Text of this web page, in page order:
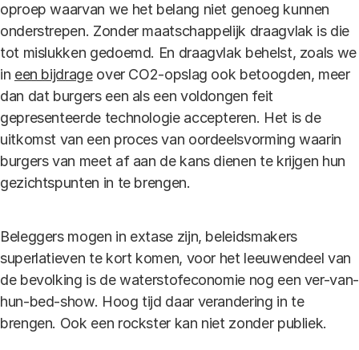
oproep waarvan we het belang niet genoeg kunnen
onderstrepen. Zonder maatschappelijk draagvlak is die
tot mislukken gedoemd. En draagvlak behelst, zoals we
in een bijdrageover CO2-opslag ook betoogden, meer
dan dat burgers een als een voldongen feit
gepresenteerde technologie accepteren. Het is de
uitkomst van een proces van oordeelsvorming waarin
burgers van meet af aan de kans dienen te krijgen hun
gezichtspunten in te brengen.
Beleggers mogen in extase zijn, beleidsmakers
superlatieven te kort komen, voor het leeuwendeel van
de bevolking is de waterstofeconomie nog een ver-van-
hun-bed-show. Hoog tijd daar verandering in te
brengen. Ook een rockster kan niet zonder publiek.